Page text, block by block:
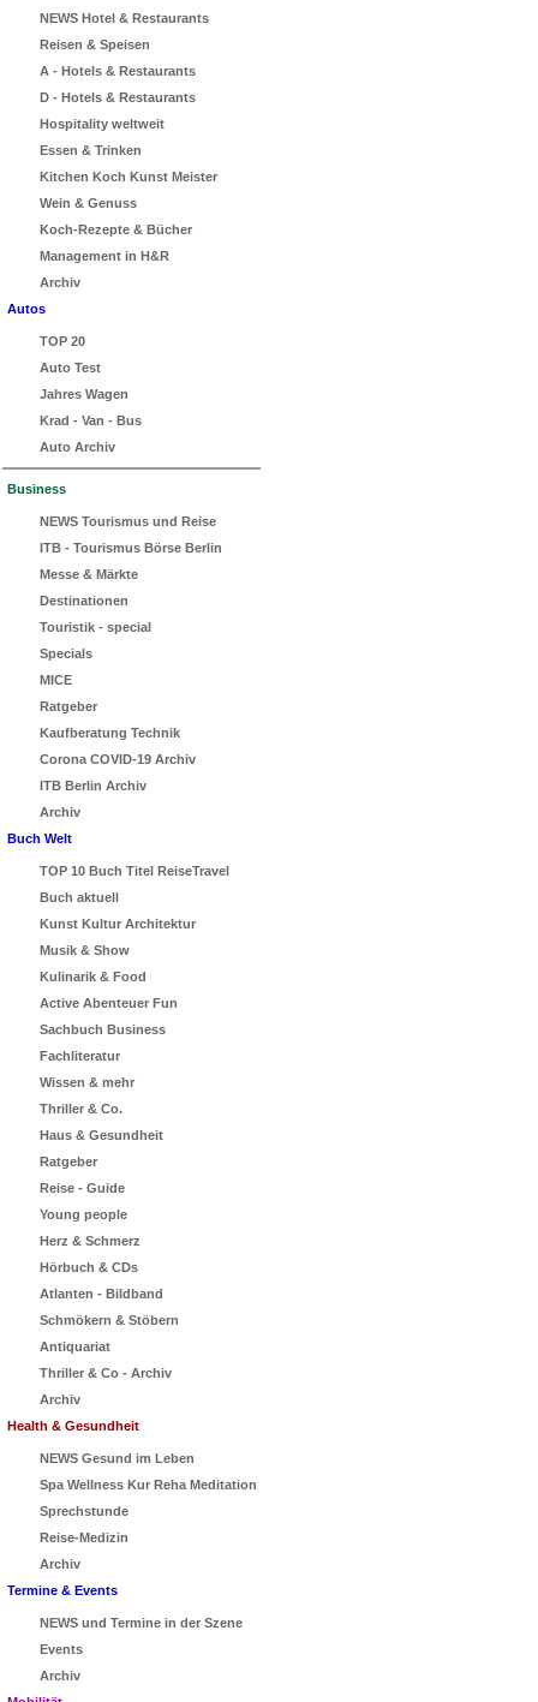
NEWS Hotel & Restaurants
Reisen & Speisen
A - Hotels & Restaurants
D - Hotels & Restaurants
Hospitality weltweit
Essen & Trinken
Kitchen Koch Kunst Meister
Wein & Genuss
Koch-Rezepte & Bücher
Management in H&R
Archiv
Autos
TOP 20
Auto Test
Jahres Wagen
Krad - Van - Bus
Auto Archiv
Business
NEWS Tourismus und Reise
ITB - Tourismus Börse Berlin
Messe & Märkte
Destinationen
Touristik - special
Specials
MICE
Ratgeber
Kaufberatung Technik
Corona COVID-19 Archiv
ITB Berlin Archiv
Archiv
Buch Welt
TOP 10 Buch Titel ReiseTravel
Buch aktuell
Kunst Kultur Architektur
Musik & Show
Kulinarik & Food
Active Abenteuer Fun
Sachbuch Business
Fachliteratur
Wissen & mehr
Thriller & Co.
Haus & Gesundheit
Ratgeber
Reise - Guide
Young people
Herz & Schmerz
Hörbuch & CDs
Atlanten - Bildband
Schmökern & Stöbern
Antiquariat
Thriller & Co - Archiv
Archiv
Health & Gesundheit
NEWS Gesund im Leben
Spa Wellness Kur Reha Meditation
Sprechstunde
Reise-Medizin
Archiv
Termine & Events
NEWS und Termine in der Szene
Events
Archiv